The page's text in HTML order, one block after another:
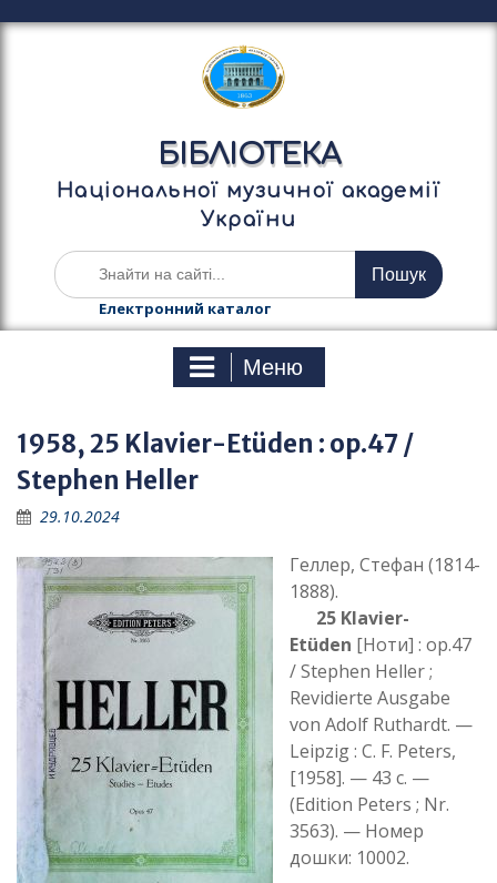
е
у
БІБЛІОТЕКА
Національної музичної академії
України
Ш
у
а
Електронний каталог
Меню
1958, 25 Klavier-Etüden : op.47 /
Stephen Heller
29.10.2024
Геллер, Стефан (1814-
1888).
25 Klavier-
Etüden [Ноти] : op.47
/ Stephen Heller ;
Revidierte Ausgabe
von Adolf Ruthardt. —
Leipzig : C. F. Peters,
[1958]. — 43 с. —
(Edition Peters ; Nr.
3563). — Номер
дошки: 10002.